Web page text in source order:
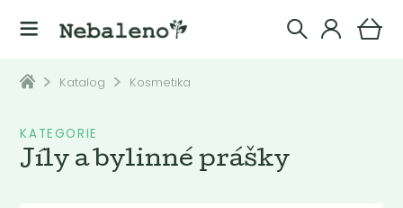
Katalog Kosmetika
KATEGORIE
Jíly a bylinné prášky